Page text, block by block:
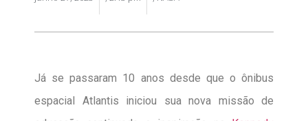
Já se passaram 10 anos desde que o ônibus
espacial Atlantis iniciou sua nova missão de